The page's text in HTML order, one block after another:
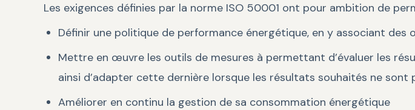
Les exigences définies par la norme ISO 50001 ont pour ambition de
Définir une politique de performance énergétique, en y associant
Mettre en œuvre les outils de mesures à permettant d’évaluer les
ainsi d’adapter cette dernière lorsque les résultats souhaités ne sont
Améliorer en continu la gestion de sa consommation énergétique